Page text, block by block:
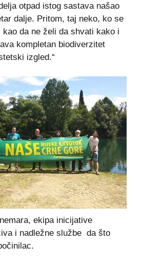
otpad istog sastava našao
dalje. Pritom, taj neko, ko se
da ne želi da shvati kako i
kompletan biodiverzitet
izgled.“
ekipa inicijative
i nadležne službe da što